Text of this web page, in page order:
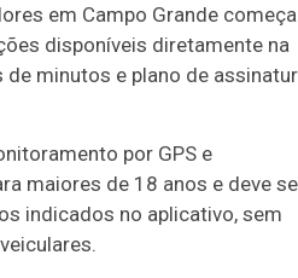
em Campo Grande
disponíveis diretamente na
minutos e plano de
por GPS e
maiores de 18 anos e deve
indicados no aplicativo, sem